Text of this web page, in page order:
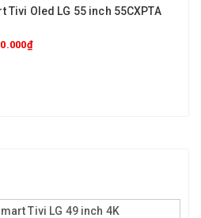
Tivi Oled LG 55 inch 55CXPTA
Tivi LG 49 inch 4K